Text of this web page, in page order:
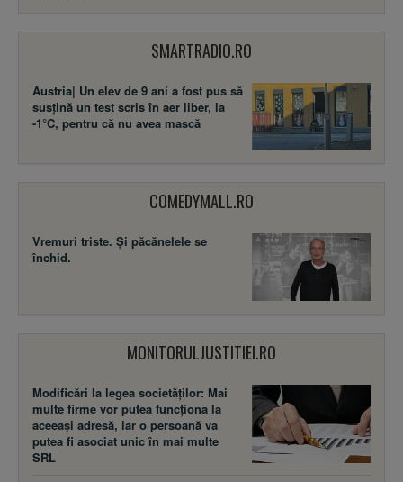
SMARTRADIO.RO
Austria| Un elev de 9 ani a fost pus să
susţină un test scris în aer liber, la
-1°C, pentru că nu avea mască
COMEDYMALL.RO
Vremuri triste. Şi păcănelele se
închid.
MONITORULJUSTITIEI.RO
Modificări la legea societăţilor: Mai
multe firme vor putea funcţiona la
aceeaşi adresă, iar o persoană va
putea fi asociat unic în mai multe
SRL